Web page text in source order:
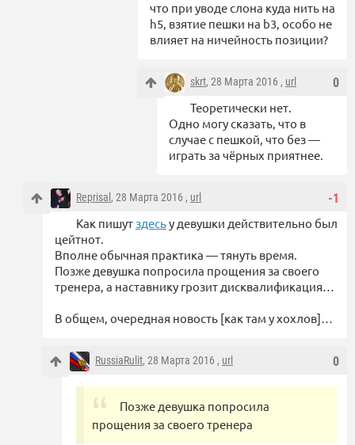
что при уводе слона куда нить на
h5, взятие пешки на b3, особо не
влияет на ничейность позиции?
0
skrt, 28 Марта 2016 , url
Теоретически нет.
Одно могу сказать, что в
случае с пешкой, что без —
играть за чёрных приятнее.
-1
Reprisal, 28 Марта 2016 , url
Как пишут здесьу девушки действительно был
цейтнот.
Вполне обычная практика — тянуть время.
Позже девушка попросила прощения за своего
тренера, а наставнику грозит дисквалификация…
В общем, очередная новость [как там у хохлов]…
0
RussiaRulit, 28 Марта 2016 , url
Позже девушка попросила
прощения за своего тренера